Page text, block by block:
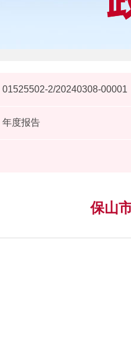
01525502-2/20240308-00001
年度报告
保山